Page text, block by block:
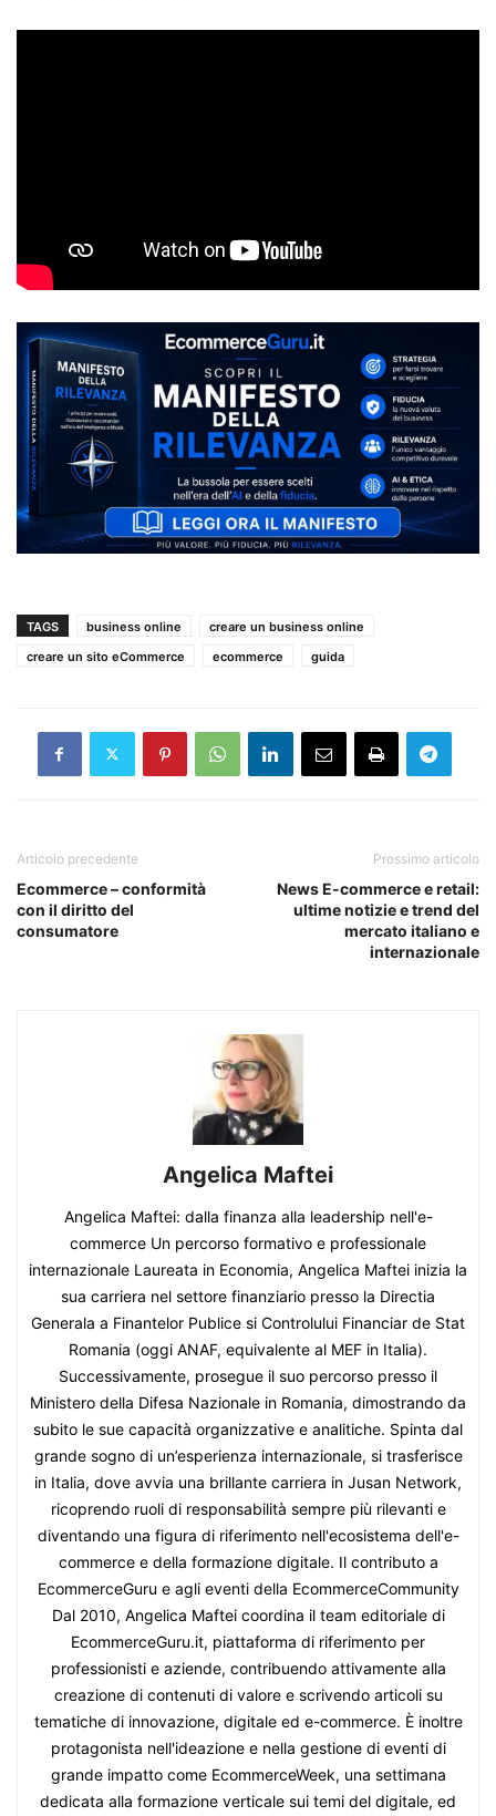
TAGS business online
creare un business online
creare un sito eCommerce
ecommerce guida
Articolo precedente
Ecommerce – conformità
con il diritto del
consumatore
Prossimo articolo
News E-commerce e retail:
ultime notizie e trend del
mercato italiano e
internazionale
Angelica Maftei
Angelica Maftei: dalla finanza alla leadership nell'e-
commerce Un percorso formativo e professionale
internazionale Laureata in Economia, Angelica Maftei inizia la
sua carriera nel settore finanziario presso la Directia
Generala a Finantelor Publice si Controlului Financiar de Stat
Romania (oggi ANAF, equivalente al MEF in Italia).
Successivamente, prosegue il suo percorso presso il
Ministero della Difesa Nazionale in Romania, dimostrando da
subito le sue capacità organizzative e analitiche. Spinta dal
grande sogno di un’esperienza internazionale, si trasferisce
in Italia, dove avvia una brillante carriera in Jusan Network,
ricoprendo ruoli di responsabilità sempre più rilevanti e
diventando una figura di riferimento nell'ecosistema dell'e-
commerce e della formazione digitale. Il contributo a
EcommerceGuru e agli eventi della EcommerceCommunity
Dal 2010, Angelica Maftei coordina il team editoriale di
EcommerceGuru.it, piattaforma di riferimento per
professionisti e aziende, contribuendo attivamente alla
creazione di contenuti di valore e scrivendo articoli su
tematiche di innovazione, digitale ed e-commerce. È inoltre
protagonista nell'ideazione e nella gestione di eventi di
grande impatto come EcommerceWeek, una settimana
dedicata alla formazione verticale sui temi del digitale, ed